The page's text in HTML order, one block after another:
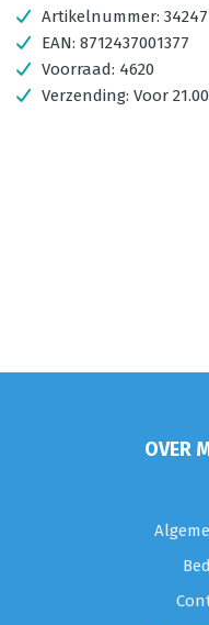
Artikelnummer: 34247
EAN: 8712437001377
Voorraad: 4620
Verzending: Voor
OVER